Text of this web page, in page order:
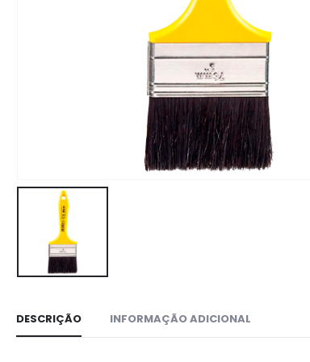
DESCRIÇÃO INFORMAÇÃO ADICIONAL